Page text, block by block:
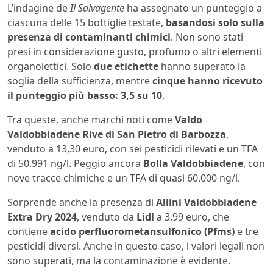
L’indagine deIl Salvagente ha assegnato un punteggio a
ciascuna delle 15 bottiglie testate, basandosi solo sulla
presenza di contaminanti chimici. Non sono stati
presi in considerazione gusto, profumo o altri elementi
organolettici. Solo due etichette hanno superato la
soglia della sufficienza, mentrecinque hanno ricevuto
il punteggio più basso: 3,5 su 10.
Tra queste, anche marchi noti comeValdo
Valdobbiadene Rive di San Pietro di Barbozza,
venduto a 13,30 euro, con sei pesticidi rilevati e un TFA
di 50.991 ng/l. Peggio ancora Bolla Valdobbiadene, con
nove tracce chimiche e un TFA di quasi 60.000 ng/l.
Sorprende anche la presenza di Allini Valdobbiadene
Extra Dry 2024, venduto da Lidl a 3,99 euro, che
contieneacido perfluorometansulfonico (Pfms) e tre
pesticidi diversi. Anche in questo caso, i valori legali non
sono superati, ma la contaminazione è evidente.